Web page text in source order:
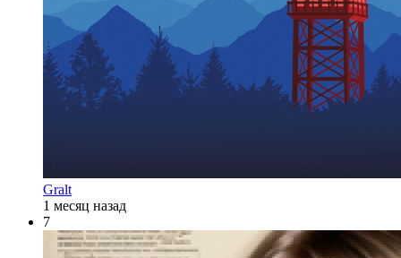
Gralt
1 месяц назад
7